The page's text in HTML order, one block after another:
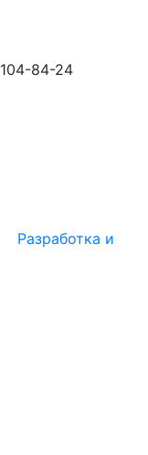
104-84-24
Разработка и